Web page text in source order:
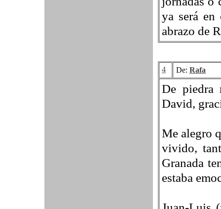
ya será en
abrazo de
4 De: Rafa
De piedra
David,
Me alegro
vivido,
Granada
estaba